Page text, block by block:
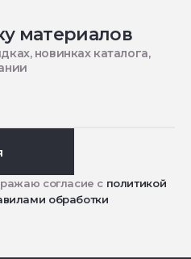
материалов
новинках каталога,
согласие с политикой
обработки